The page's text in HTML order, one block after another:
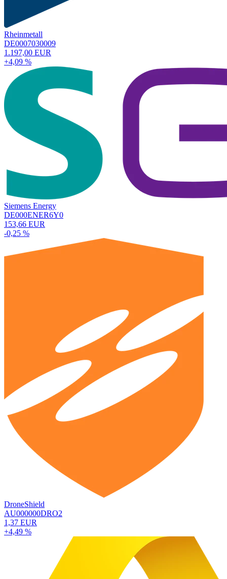
Rheinmetall
DE0007030009
1.197,00 EUR
+4,09 %
Siemens Energy
DE000ENER6Y0
153,66 EUR
-0,25 %
DroneShield
AU000000DRO2
1,37 EUR
+4,49 %